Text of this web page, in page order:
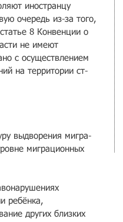
иностранцу
очередь из­-за того,
8 Конвенции о
не имеют
с осуществлением
на территории ст­
выдворения мигра­
миграцион­ных
ре­бёнка,
других близких